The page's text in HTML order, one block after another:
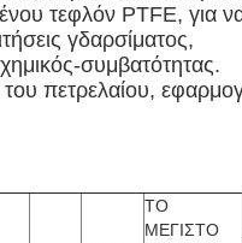
τεφλόν PTFE, για
γδαρσίματος,
συμβατότητας.
πετρελαίου,
ΤΟ
ΜΕΓΙΣΤΟ